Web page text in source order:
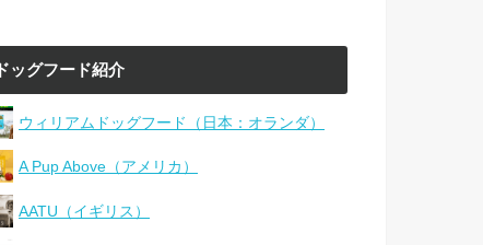
ドッグフード紹介
ウィリアムドッグフード（日本：オランダ）
A Pup Above（アメリカ）
AATU（イギリス）